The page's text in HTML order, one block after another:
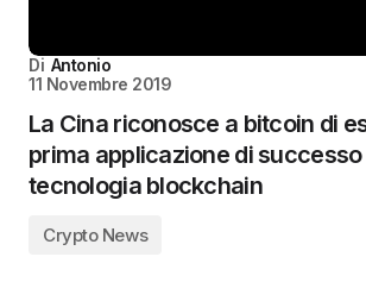
Di Antonio
11 Novembre 2019
La Cina riconosce a bitcoin di
prima applicazione di successo
tecnologia blockchain
Crypto News